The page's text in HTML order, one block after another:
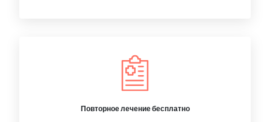
Повторное лечение бесплатно